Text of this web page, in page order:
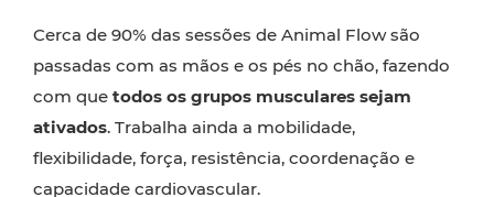
Cerca de 90% das sessões de Animal Flow são
passadas com as mãos e os pés no chão, fazendo
com que todos os grupos musculares sejam
ativados. Trabalha ainda a mobilidade,
flexibilidade, força, resistência, coordenação e
capacidade cardiovascular.